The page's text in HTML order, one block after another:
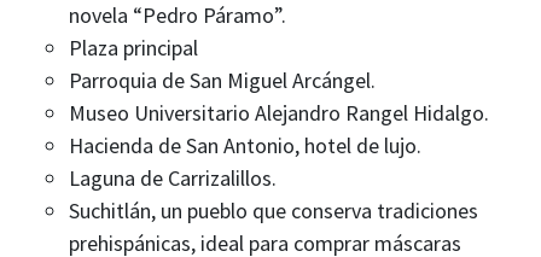
novela “Pedro Páramo”.
Plaza principal
Parroquia de San Miguel Arcángel.
Museo Universitario Alejandro Rangel Hidalgo.
Hacienda de San Antonio, hotel de lujo.
Laguna de Carrizalillos.
Suchitlán, un pueblo que conserva tradiciones
prehispánicas, ideal para comprar máscaras